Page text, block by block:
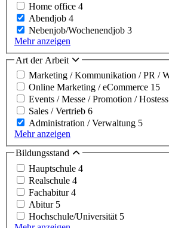
Home office 4
Abendjob 4
Nebenjob/Wochenendjob 3
Mehr anzeigen
Art der Arbeit
Marketing / Kommunikation / PR /
Online Marketing / eCommerce 15
Events / Messe / Promotion / Hostess
Sales / Vertrieb 6
Administration / Verwaltung 5
Mehr anzeigen
Bildungsstand
Hauptschule 4
Realschule 4
Fachabitur4
Abitur 5
Hochschule/Universität 5